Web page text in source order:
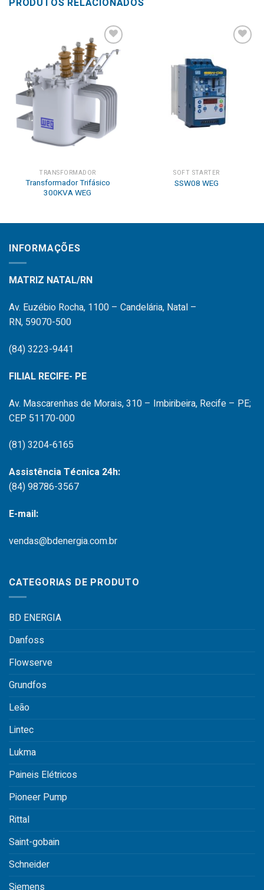
Add to
wishlist
TRANSFORMADOR
Transformador Trifásico
300KVA WEG
Add to
wishlist
SOFT STARTER
SSW08 WEG
INFORMAÇÕES
MATRIZ NATAL/RN
Av. Euzébio Rocha, 1100 – Candelária, Natal –
RN, 59070-500
(84) 3223-9441
FILIAL RECIFE- PE
Av. Mascarenhas de Morais, 310 – Imbiribeira, Recife – PE;
CEP 51170-000
(81) 3204-6165
Assistência Técnica 24h:
(84) 98786-3567
E-mail:
vendas@bdenergia.com.br
CATEGORIAS DE PRODUTO
BD ENERGIA
Danfoss
Flowserve
Grundfos
Leão
Lintec
Lukma
Paineis Elétricos
Pioneer Pump
Rittal
Saint-gobain
Schneider
Siemens